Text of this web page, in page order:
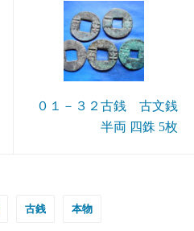
０１－３２古銭 古文銭
半両 四銖 5枚
古銭 本物